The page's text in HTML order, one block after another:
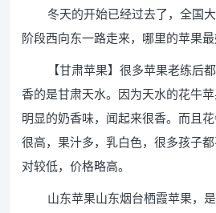
冬天的开始已经过去了，全国
阶段西向东一路走来，哪里的苹果最
【甘肃苹果】很多苹果老练后
香的是甘肃天水。因为天水的花牛
明显的奶香味，闻起来很香。而且
很高，果汁多，乳白色，很多孩子
对较低，价格略高。
山东苹果山东烟台栖霞苹果，